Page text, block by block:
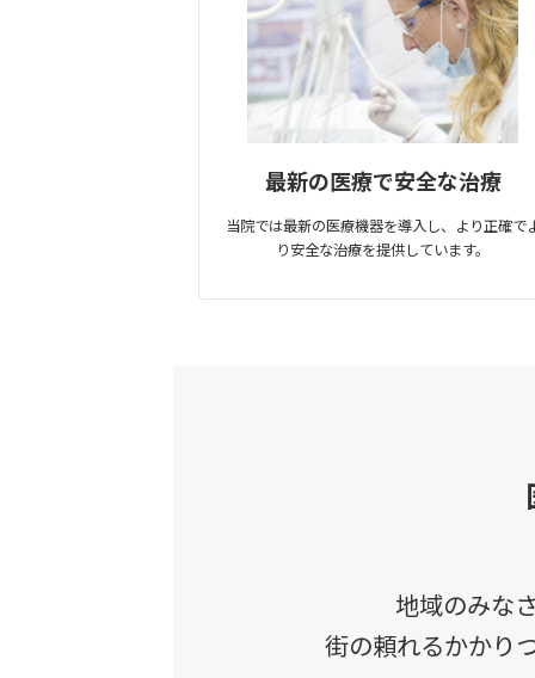
最新の医療で安全な治療
当院では最新の医療機器を導入し、より正確で
り安全な治療を提供しています。
地域のみな
街の頼れるかかり